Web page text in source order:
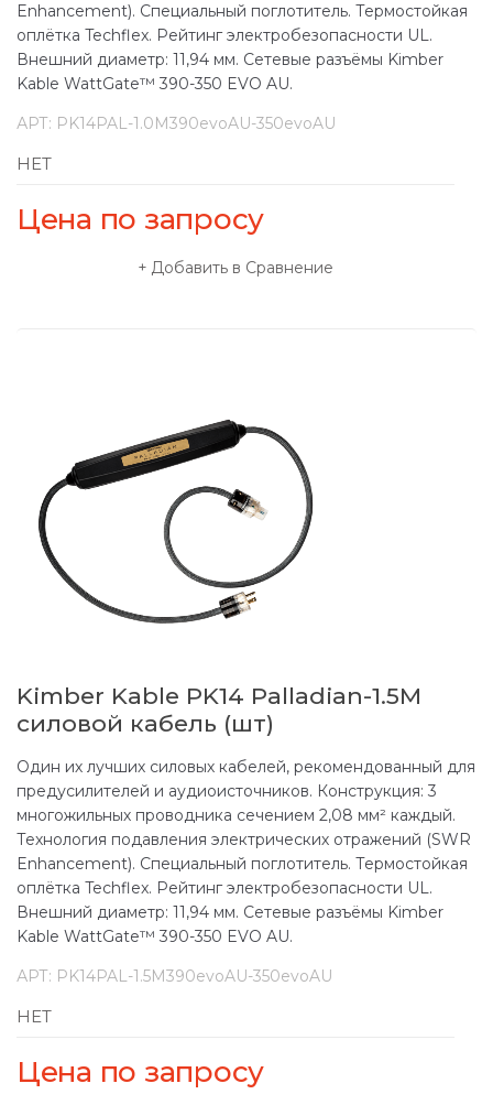
Enhancement). Специальный поглотитель. Термостойкая
оплётка Techflex. Рейтинг электробезопасности UL.
Внешний диаметр: 11,94 мм. Сетевые разъёмы Kimber
Kable WattGate™ 390-350 EVO AU.
АРТ: PK14PAL-1.0M390evoAU-350evoAU
НЕТ
Цена по запросу
Добавить в Сравнение
Kimber Kable PK14 Palladian-1.5M
силовой кабель (шт)
Один их лучших силовых кабелей, рекомендованный для
предусилителей и аудиоисточников. Конструкция: 3
многожильных проводника сечением 2,08 мм² каждый.
Технология подавления электрических отражений (SWR
Enhancement). Специальный поглотитель. Термостойкая
оплётка Techflex. Рейтинг электробезопасности UL.
Внешний диаметр: 11,94 мм. Сетевые разъёмы Kimber
Kable WattGate™ 390-350 EVO AU.
АРТ: PK14PAL-1.5M390evoAU-350evoAU
НЕТ
Цена по запросу